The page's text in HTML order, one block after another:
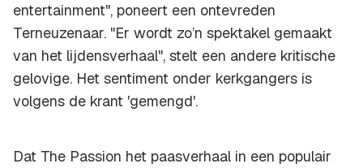
entertainment", poneert een ontevreden
Terneuzenaar. "Er wordt zo’n spektakel gemaakt
van het lijdensverhaal", stelt een andere kritische
gelovige. Het sentiment onder kerkgangers is
volgens de krant 'gemengd'.
Dat The Passion het paasverhaal in een populair